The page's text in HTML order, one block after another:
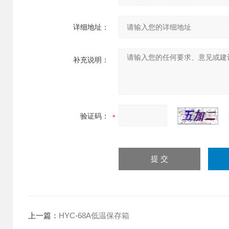
详细地址：
补充说明：
验证码：
上一篇： HYC-68A低温保存箱